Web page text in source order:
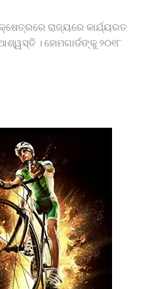
ରାଜ୍ୟରେ କାର୍ଯ୍ୟରତ
। ହୋମଗାର୍ଡଙ୍କୁ ୨୦୧୮